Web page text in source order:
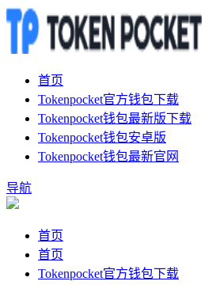
首页
Tokenpocket官方钱包下载
Tokenpocket钱包最新版下载
Tokenpocket钱包安卓版
Tokenpocket钱包最新官网
导航
首页
首页
Tokenpocket官方钱包下载